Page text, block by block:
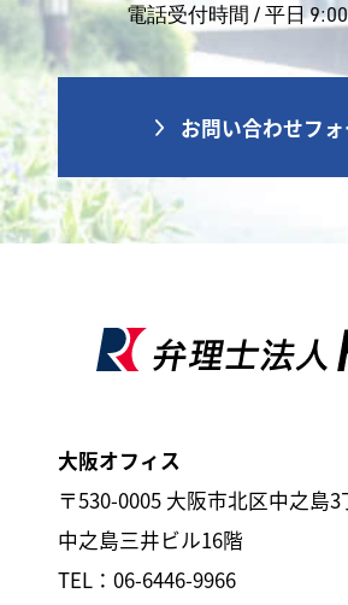
電話受付時間 / 平日
お問い合わせフ
大阪オフィス
〒530-0005 大阪市北区中之島
中之島三井ビル16階
TEL：06-6446-9966